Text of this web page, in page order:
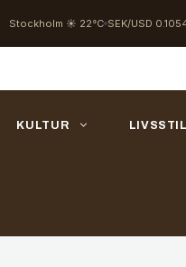
Stockholm ☀ 22°C SEK/USD
KULTUR LIVSSTIL